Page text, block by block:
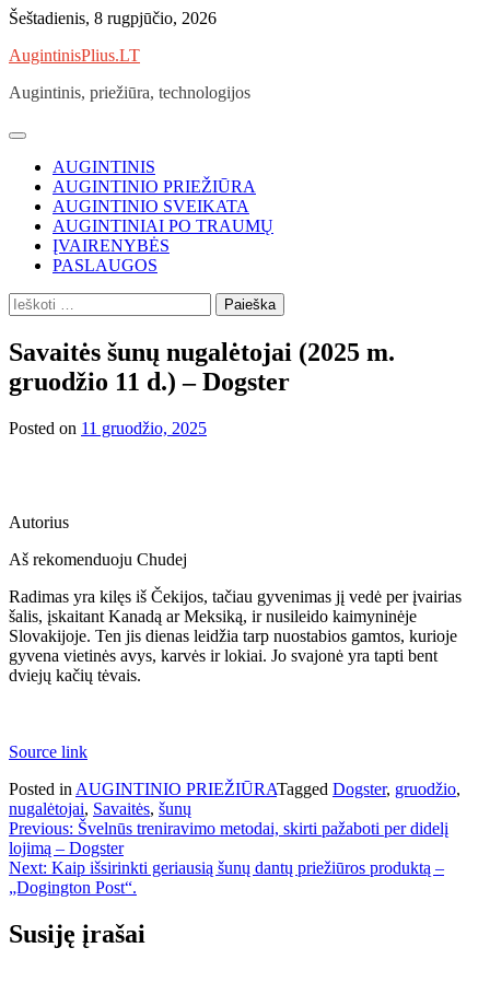
Skip
content
Šeštadienis, 8 rugpjūčio, 2026
AugintinisPlius.LT
Augintinis, priežiūra, technologijos
AUGINTINIS
AUGINTINIO PRIEŽIŪRA
AUGINTINIO SVEIKATA
AUGINTINIAI PO TRAUMŲ
ĮVAIRENYBĖS
PASLAUGOS
Ieškoti:
Savaitės šunų nugalėtojai (2025 m.
gruodžio 11 d.) – Dogster
Posted on 11 gruodžio, 2025
Autorius
Aš rekomenduoju Chudej
Radimas yra kilęs iš Čekijos, tačiau gyvenimas jį vedė per įvairias
šalis, įskaitant Kanadą ar Meksiką, ir nusileido kaimyninėje
Slovakijoje. Ten jis dienas leidžia tarp nuostabios gamtos, kurioje
gyvena vietinės avys, karvės ir lokiai. Jo svajonė yra tapti bent
dviejų kačių tėvais.
Source link
Posted in AUGINTINIO PRIEŽIŪRATagged Dogster, gruodžio,
nugalėtojai, Savaitės, šunų
Navigacija
tarp
įrašų
Previous: Švelnūs treniravimo metodai, skirti pažaboti per didelį
lojimą – Dogster
Next: Kaip išsirinkti geriausią šunų dantų priežiūros produktą –
„Dogington Post“.
Susiję įrašai